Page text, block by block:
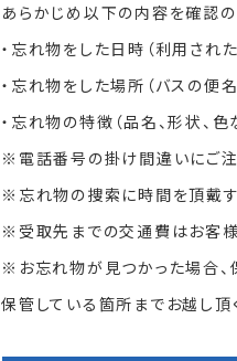
あらかじめ以下の内容を確認の
・忘れ物をした日時（利用され
・忘れ物をした場所（バスの便
・忘れ物の特徴（品名、形状、色
※電話番号の掛け間違いにご注
※忘れ物の捜索に時間を頂戴す
※受取先までの交通費はお客様
※お忘れ物が見つかった場合、
保管している箇所までお越し頂